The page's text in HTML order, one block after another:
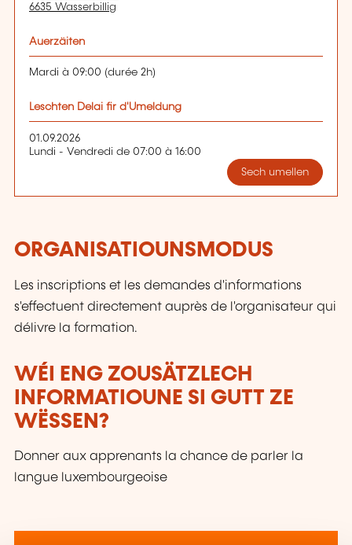
6635 Wasserbillig
Auerzäiten
Mardi à 09:00 (durée 2h)
Leschten Delai fir d'Umeldung
01.09.2026
Lundi - Vendredi de 07:00 à 16:00
Sech umellen
ORGANISATIOUNSMODUS
Les inscriptions et les demandes d'informations
s'effectuent directement auprès de l'organisateur qui
délivre la formation.
WÉI ENG ZOUSÄTZLECH
INFORMATIOUNE SI GUTT ZE
WËSSEN?
Donner aux apprenants la chance de parler la
langue luxembourgeoise